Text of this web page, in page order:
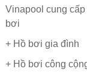
Vinapool cung
bơi
+ Hồ bơi gia đình
+ Hồ bơi công